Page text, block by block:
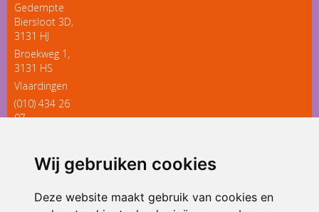
Wij gebruiken cookies
Deze website maakt gebruik van cookies en
Gedempte
Biersloot 3D,
3131 HJ
Broekweg 1,
3131 HS
Vlaardingen
(010) 434 26
97
ONDERDEEL VAN